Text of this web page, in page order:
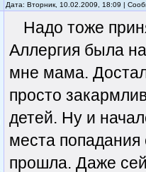
Дата: Вторник, 10.02.2009, 18:09 |
Надо тоже
Аллергия была
мне мама.
просто
детей. Ну и
места попадания
прошла. Даже